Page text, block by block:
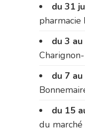
du 31
pharmacie
du 3
du 7
du 15
du